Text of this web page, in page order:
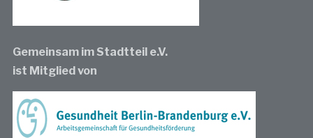
Gemeinsam im Stadtteil e.V.
ist Mitglied von